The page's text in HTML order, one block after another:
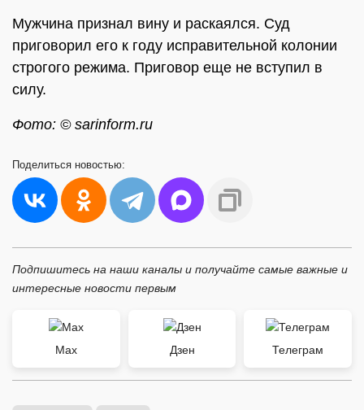
Мужчина признал вину и раскаялся. Суд
приговорил его к году исправительной колонии
строгого режима. Приговор еще не вступил в
силу.
Фото: © sarinform.ru
Поделиться новостью:
Подпишитесь на наши каналы и получайте самые важные и
интересные новости первым
Max Дзен Телеграм